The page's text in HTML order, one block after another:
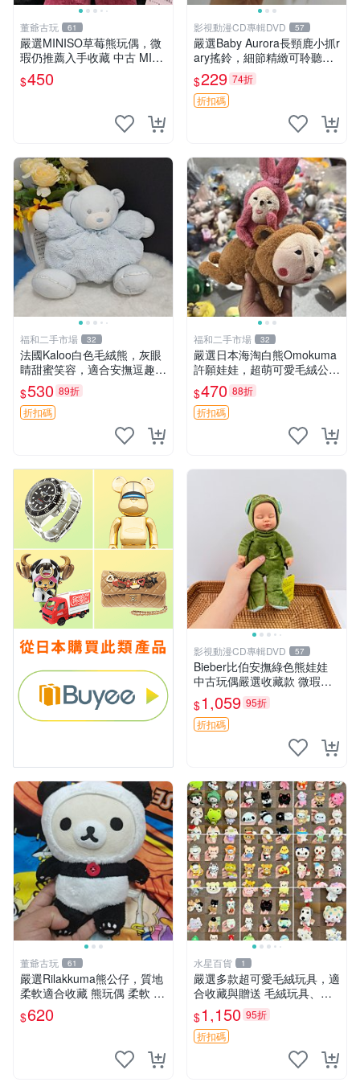
董爺古玩 61
嚴選MINISO草莓熊玩偶，微
瑕仍推薦入手收藏 中古 MINI
SO 草莓熊 玩具 收藏
$450
影視動漫CD專輯DVD 57
嚴選Baby Aurora長頸鹿小抓r
ary搖鈴，細節精緻可聆聽清
脆鈴音 軟萌可愛 定制紀念 金
屬搖鈴 新手媽咪推薦 長頸鹿
抓rary 搖鈴
$229 74折
折扣碼
福和二手市場 32
法國Kaloo白色毛絨熊，灰眼
睛甜蜜笑容，適合安撫逗趣可
愛，柔軟面料手感佳。14 白
色安撫熊 毛絨玩具 寶寶逗樂
具
$530 89折
折扣碼
福和二手市場 32
嚴選日本海淘白熊Omokuma
許願娃娃，超萌可愛毛絨公仔
推薦收藏 白熊 Omokuma 毛
絨玩具 偽裝娃娃 玩具擺飾
$470 88折
折扣碼
影視動漫CD專輯DVD 57
Bieber比伯安撫綠色熊娃娃
中古玩偶嚴選收藏款 微瑕輕
度使用 Bieber綠熊娃娃 中古
玩偶 微瑕
$1,059 95折
折扣碼
董爺古玩 61
嚴選Rilakkuma熊公仔，質地
柔軟適合收藏 熊玩偶 柔軟 公
仔 收藏
$620
水星百貨 1
嚴選多款超可愛毛絨玩具，適
合收藏與贈送 毛絨玩具、抱
枕、公仔
$1,150 95折
折扣碼